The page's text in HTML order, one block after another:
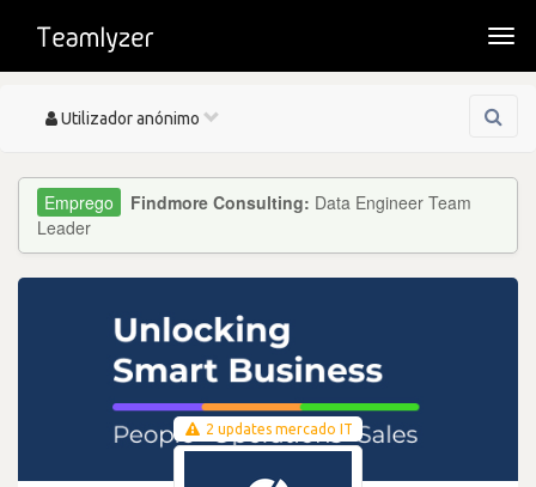
Toggle
Utilizador anónimo
Findmore Consulting: Data Engineer Team
Leader
2 updates mercado IT